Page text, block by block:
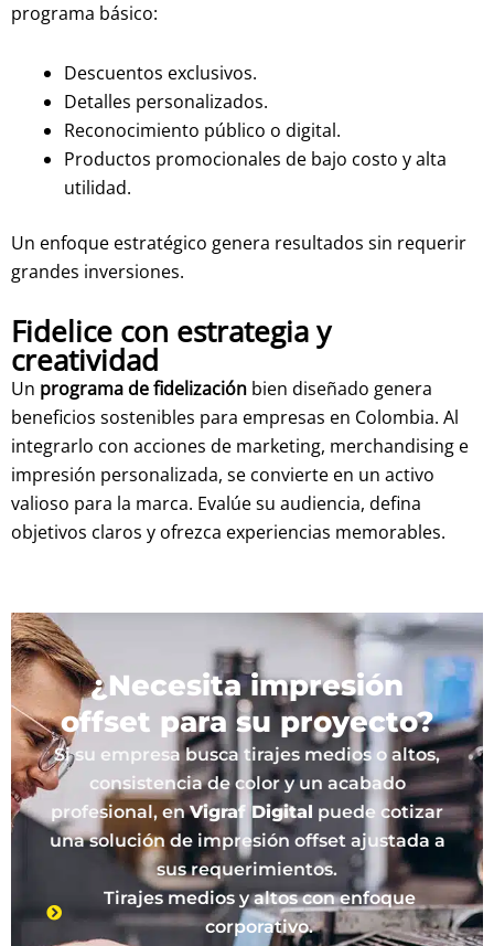
programa básico:
Descuentos exclusivos.
Detalles personalizados.
Reconocimiento público o digital.
Productos promocionales de bajo costo y alta
utilidad.
Un enfoque estratégico genera resultados sin requerir
grandes inversiones.
Fidelice con estrategia y
creatividad
Un programa de fidelización bien diseñado genera
beneficios sostenibles para empresas en Colombia. Al
integrarlo con acciones de marketing, merchandising e
impresión personalizada, se convierte en un activo
valioso para la marca. Evalúe su audiencia, defina
objetivos claros y ofrezca experiencias memorables.
¿Necesita impresión
offset para su proyecto?
Si su empresa busca tirajes medios o altos,
consistencia de color y un acabado
profesional, enVigraf Digital puede cotizar
una solución de impresión offset ajustada a
sus requerimientos.
Tirajes medios y altos con enfoque
corporativo.